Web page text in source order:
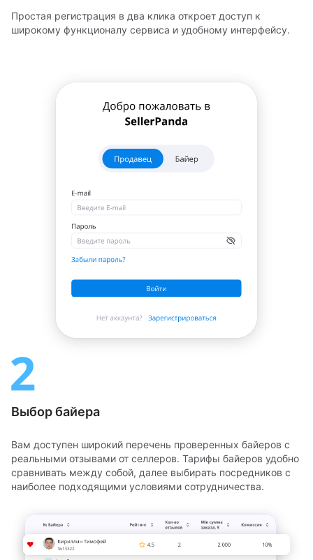
Простая регистрация в два клика откроет доступ к
широкому функционалу сервиса и удобному интерфейсу.
Выбор байера
Вам доступен широкий перечень проверенных байеров с
реальными отзывами от селлеров. Тарифы байеров удобно
сравнивать между собой, далее выбирать посредников с
наиболее подходящими условиями сотрудничества.